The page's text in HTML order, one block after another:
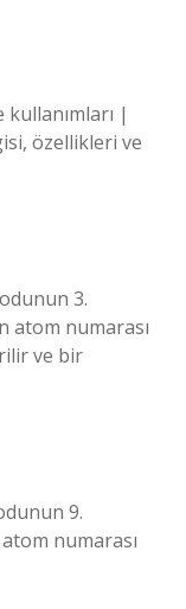
|
özellikleri ve
3.
atom numarası
ve bir
9.
numarası